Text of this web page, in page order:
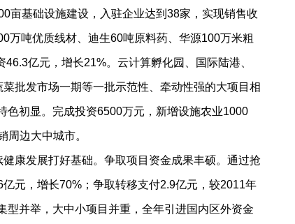
亩基础设施建设，入驻企业达到38家，实现销售收
万吨优质线材、迪生60吨原料药、华源100万米粗
亿元，增长21%。云计算孵化园、国际陆港、
批发市场一期等一批示范性、牵动性强的大项目相
色初显。完成投资6500万元，新增设施农业1000
边大中城市。
康发展打好基础。争取项目资金成果丰硕。通过抢
元，增长70%；争取转移支付2.9亿元，较2011年
并举，大中小项目并重，全年引进国内区外资金